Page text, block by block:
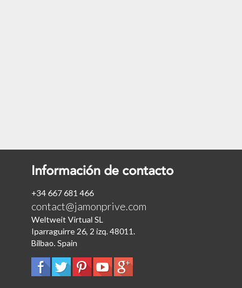
Información de contacto
+34 667 681 466
contact@jamonprive.com
Weltweit Virtual SL
Iparraguirre 26, 2 izq. 48011.
Bilbao. Spain